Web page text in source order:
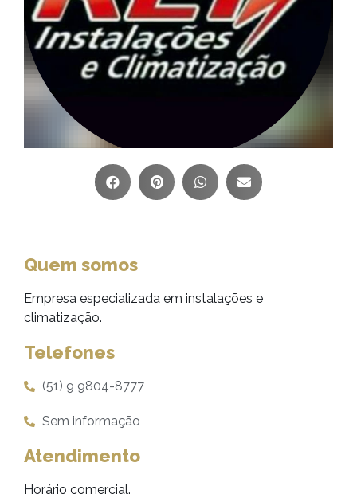
Quem somos
Empresa especializada em instalações e
climatização.
Telefones
(51) 9 9804-8777
Sem informação
Atendimento
Horário comercial.